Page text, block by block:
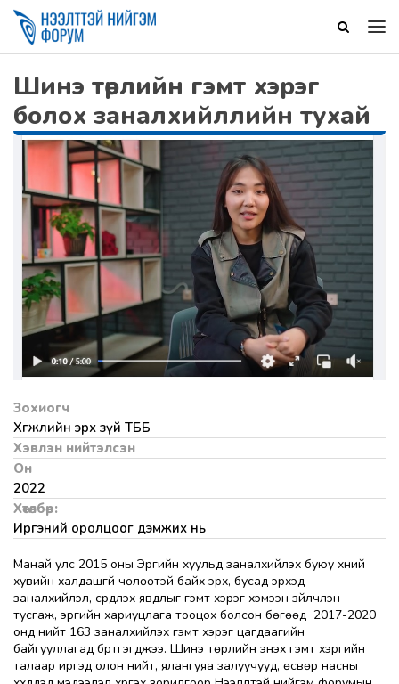
Шинэ төрлийн гэмт хэрэг
болох заналхийллийн тухай
Зохиогч
Хөгжлийн эрх зүй ТББ
Хэвлэн нийтэлсэн
Он
2022
Хөтөлбөр:
Иргэний оролцоог дэмжих нь
Манай улс 2015 оны Эрүүгийн хуульд заналхийлэх буюу хүний
хувийн халдашгүй чөлөөтэй байх эрх, бусад эрхэд
заналхийлэл, сүрдүүлэх явдлыг гэмт хэрэг хэмээн зүйлчлэн
тусгаж, эрүүгийн хариуцлага тооцох болсон бөгөөд 2017-2020
онд нийт 163 заналхийлэх гэмт хэрэг цагдаагийн
байгууллагад бүртгэгджээ. Шинэ төрлийн энэхүү гэмт хэргийн
талаар иргэд олон нийт, ялангуяа залуучууд, өсвөр насны